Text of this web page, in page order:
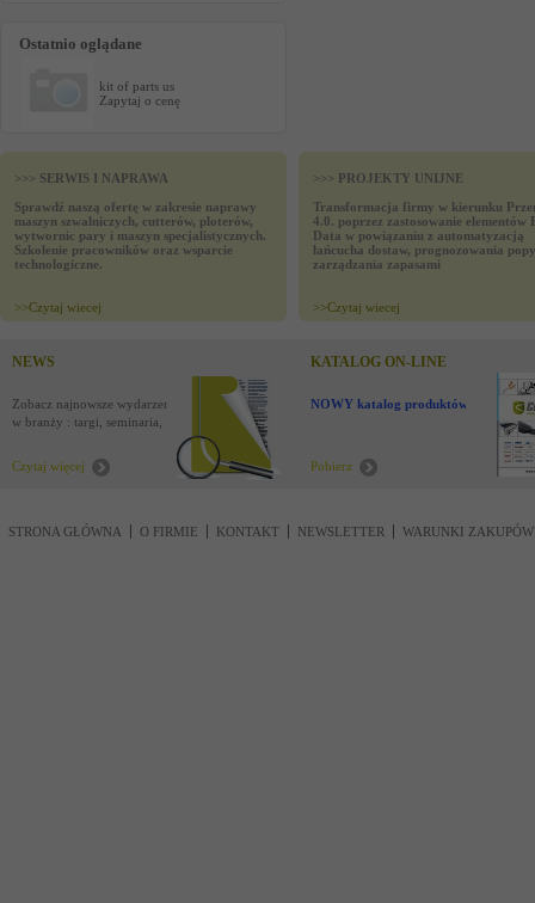
Ostatnio oglądane
kit of parts us
Zapytaj o cenę
>>> SERWIS I NAPRAWA
Sprawdź naszą ofertę w zakresie naprawy
maszyn szwalniczych, cutterów, ploterów,
wytwornic pary i maszyn specjalistycznych.
Szkolenie pracowników oraz wsparcie
technologiczne.
>>Czytaj wiecej
>>> PROJEKTY UNIJNE
Transformacja firmy w kierunku
4.0. poprzez zastosowanie elementów
Data w powiązaniu z automatyzacją
łańcucha dostaw, prognozowania
zarządzania zapasami
>>Czytaj wiecej
NEWS
Zobacz najnowsze wydarzenia
w branży : targi, seminaria,
Czytaj więcej
KATALOG ON-LINE
NOWY katalog produktów !
Pobierz
STRONA GŁÓWNA O FIRMIE KONTAKT NEWSLETTER WARUNKI ZAKUPÓW